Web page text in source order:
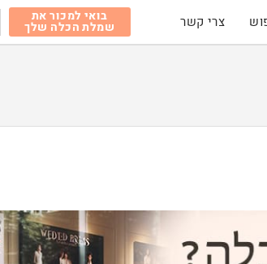
צרי קשר בואי למכור את
שמלת הכלה שלך